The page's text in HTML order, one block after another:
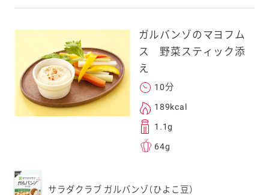
ガルバンゾのマヨフム
ス 野菜スティック添
え
10分
189kcal
1.1g
64g
サラダクラブ ガルバンゾ（ひよこ豆）